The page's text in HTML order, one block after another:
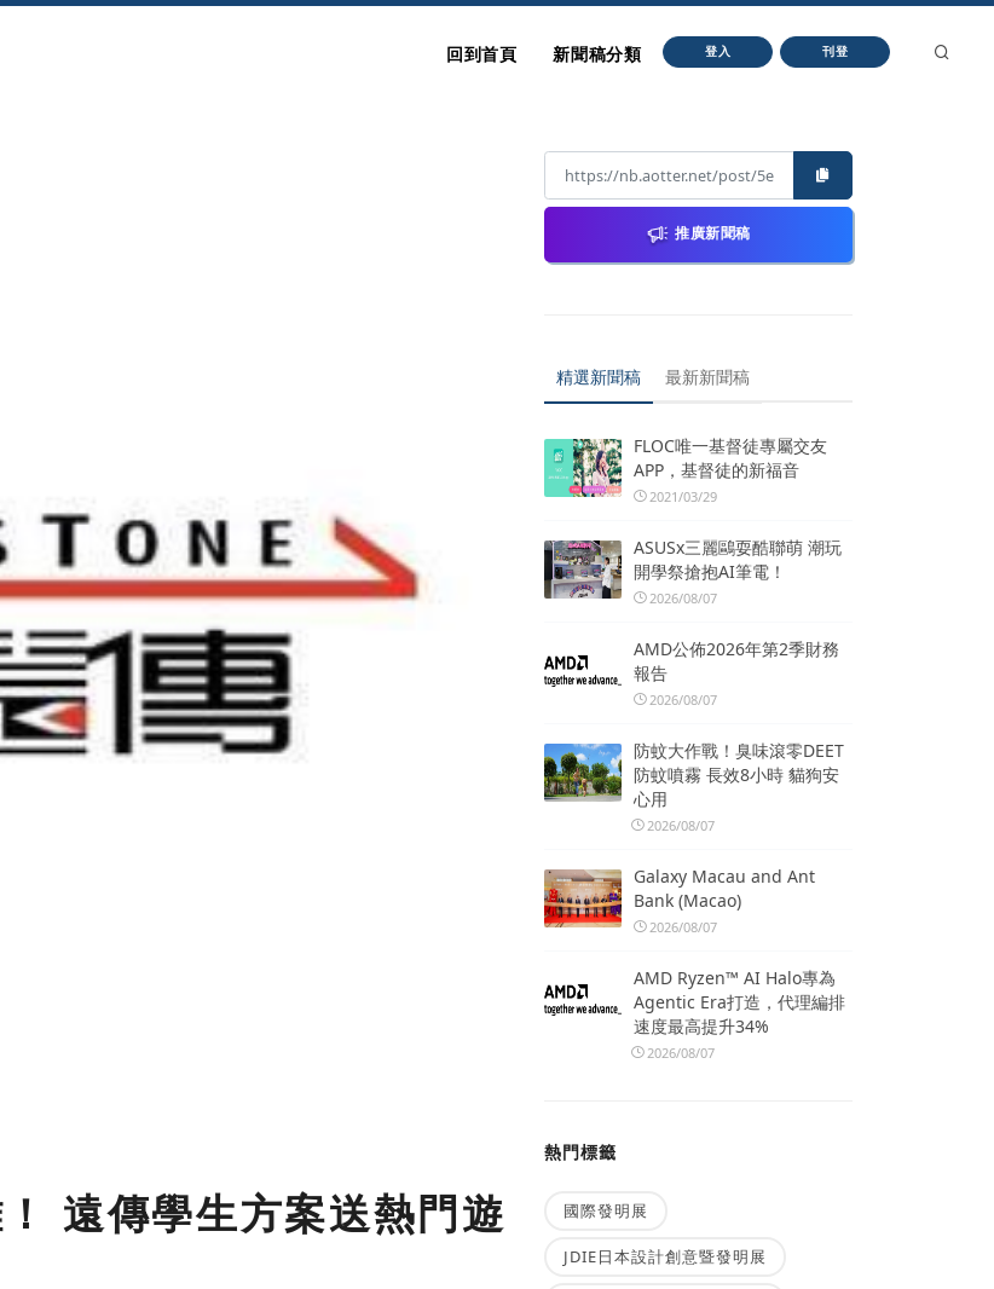
回到首頁 新聞稿分類 登入 刊登
遠傳學生方案送熱門遊
推廣新聞稿
精選新聞稿 最新新聞稿
FLOC唯一基督徒專屬交友
APP，基督徒的新福音
2021/03/29
ASUSx三麗鷗耍酷聯萌 潮玩
開學祭搶抱AI筆電！
2026/08/07
AMD公佈2026年第2季財務
報告
2026/08/07
防蚊大作戰！臭味滾零DEET
防蚊噴霧 長效8小時 貓狗安
心用
2026/08/07
Galaxy Macau and Ant
Bank (Macao)
2026/08/07
AMD Ryzen™ AI Halo專為
Agentic Era打造，代理編排
速度最高提升34%
2026/08/07
熱門標籤
國際發明展
JDIE日本設計創意暨發明展